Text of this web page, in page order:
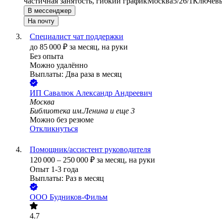
В мессенджер
На почту
Специалист чат поддержки
до 85 000 ₽ за месяц, на руки
Без опыта
Можно удалённо
Выплаты: Два раза в месяц
ИП Савалюк Александр Андреевич
Москва
Библиотека им.Ленина и еще 3
Можно без резюме
Откликнуться
Помощник/ассистент руководителя
120 000 – 250 000 ₽ за месяц, на руки
Опыт 1-3 года
Выплаты: Раз в месяц
ООО Будников-Фильм
4.7